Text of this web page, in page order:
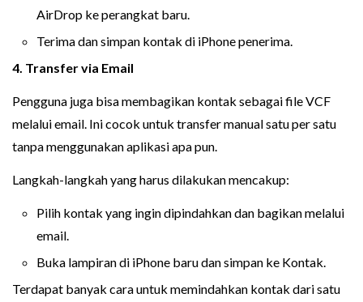
AirDrop ke perangkat baru.
Terima dan simpan kontak di iPhone penerima.
4. Transfer via Email
Pengguna juga bisa membagikan kontak sebagai file VCF
melalui email. Ini cocok untuk transfer manual satu per satu
tanpa menggunakan aplikasi apa pun.
Langkah-langkah yang harus dilakukan mencakup:
Pilih kontak yang ingin dipindahkan dan bagikan melalui
email.
Buka lampiran di iPhone baru dan simpan ke Kontak.
Terdapat banyak cara untuk memindahkan kontak dari satu